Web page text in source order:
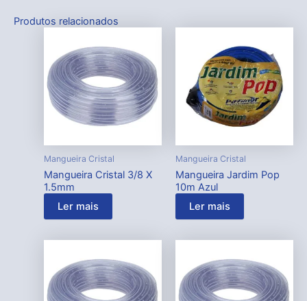
Produtos relacionados
Mangueira Cristal
Mangueira Cristal 3/8 X
1.5mm
Ler mais
Mangueira Cristal
Mangueira Jardim Pop
10m Azul
Ler mais